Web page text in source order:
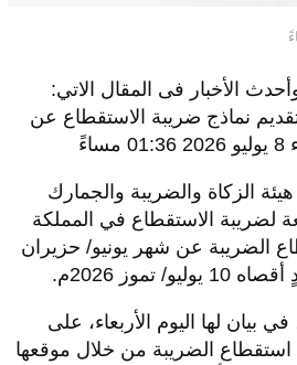
الأخبار فى المقال الاتي:
نماذج ضريبة الاستقطاع عن
الزكاة والضريبة والجمارك
لضريبة الاستقطاع في المملكة
الضريبة عن شهر يونيو/ حزيران
.
بيان لها اليوم الأربعاء، على
استقطاع الضريبة من خلال موقعها